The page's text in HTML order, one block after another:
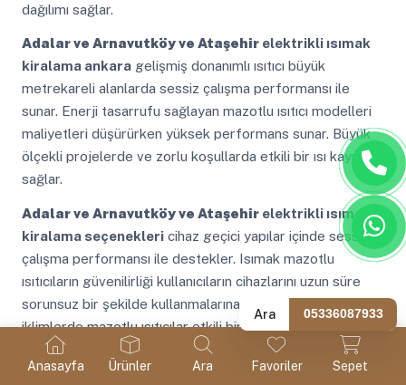
Anasayfa Ürünler Ara Favoriler Sepet
dağılımı sağlar.
Adalar ve Arnavutköy ve Ataşehirelektrikli ısımak
kiralama ankaragelişmiş donanımlı ısıtıcı büyük
metrekareli alanlarda sessiz çalışma performansı ile
sunar. Enerji tasarrufu sağlayan mazotlu ısıtıcı modelleri
maliyetleri düşürürken yüksek performans sunar. Büyük
ölçekli projelerde ve zorlu koşullarda etkili bir ısı kaynağı
sağlar.
Adalar ve Arnavutköy ve Ataşehirelektrikli ısımak
kiralama seçeneklericihaz geçici yapılar içinde sessiz
çalışma performansı ile destekler. Isımak mazotlu
ısıtıcıların güvenilirliği kullanıcıların cihazlarını uzun süre
sorunsuz bir şekilde kullanmalarına olanak tanır. Soğuk
iklimlerde mazotlu ısıtıcılar etkili bir ısınma sağlar ve
konforlu bir ortam oluşturur.
Ara 05336087933